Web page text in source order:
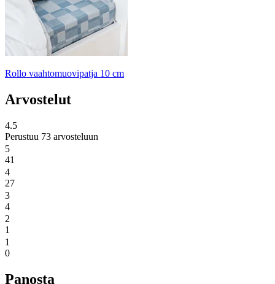
Rollo vaahtomuovipatja 10 cm
Arvostelut
4.5
Perustuu 73 arvosteluun
5
41
4
27
3
4
2
1
1
0
Panosta